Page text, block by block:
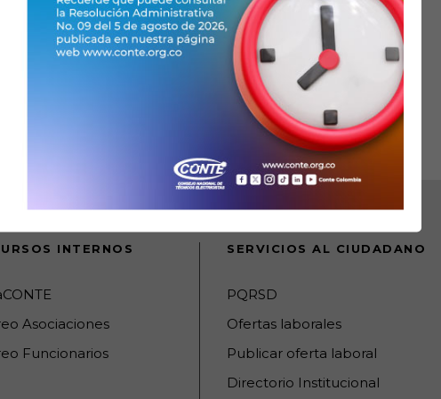
INTERNOS
Asociaciones
Funcionarios
SERVICIOS AL CIUDADANO
PQRSD
Ofertas laborales
Publicar oferta laboral
Directorio Institucional